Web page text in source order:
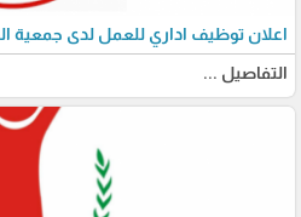
اعلان توظيف اداري للعمل لدى جمعية
التفاصيل ...